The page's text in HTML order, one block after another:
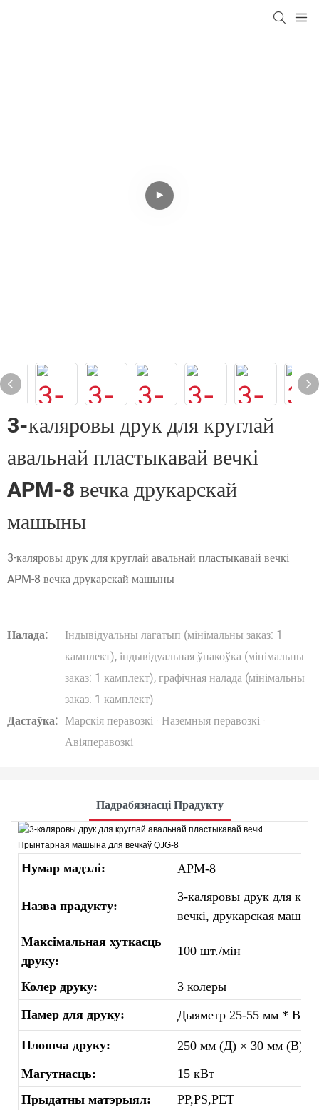
3-каляровы друк для круглай
авальнай пластыкавай вечкі
APM-8 вечка друкарскай
машыны
3-каляровы друк для круглай авальнай пластыкавай вечкі
APM-8 вечка друкарскай машыны
Налада:
Індывідуальны лагатып (мінімальны заказ: 1
камплект), індывідуальная ўпакоўка (мінімальны
заказ: 1 камплект), графічная налада (мінімальны
заказ: 1 камплект)
Дастаўка: Марскія перавозкі · Наземныя перавозкі ·
Авіяперавозкі
Падрабязнасці Прадукту
Нумар мадэлі: APM-8
Назва прадукту:
3-каляровы друк для
вечкі, друкарская
Максімальная хуткасць
друку:
100 шт./мін
Колер друку:
3 колеры
Памер для друку:
Дыяметр 25-55 мм * В
Плошча друку:
250 мм (Д) × 30 мм (В)
Магутнасць:
15 кВт
Прыдатны матэрыял:
PP,PS,PET